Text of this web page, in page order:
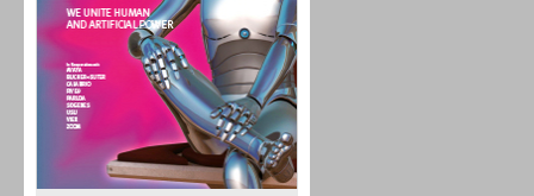
Inbound